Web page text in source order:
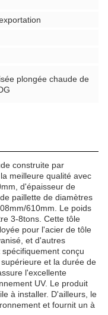
plongée chaude de
construite par
meilleure qualité avec
d'épaisseur de
paillette de diamètres
610mm. Le poids
3-8tons. Cette tôle
pour l'acier de tôle
et d'autres
conçu
et la durée de
l'excellente
UV. Le produit
à installer. D'ailleurs, le
et fournit un à